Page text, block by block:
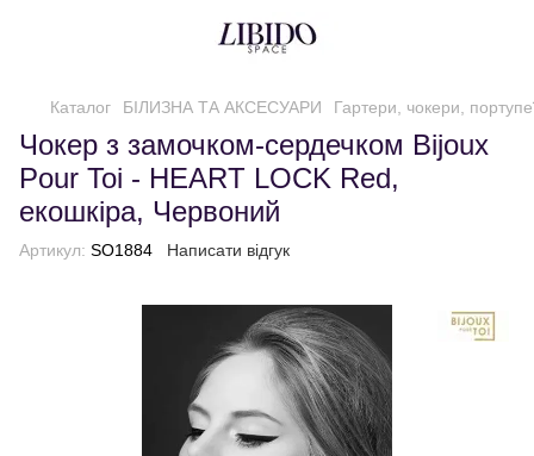
Каталог БІЛИЗНА ТА АКСЕСУАРИ Гартери, чокери,
Чокер з замочком-сердечком Bijoux
Pour Toi - HEART LOCK Red,
екошкіра, Червоний
Артикул: SO1884 Написати відгук